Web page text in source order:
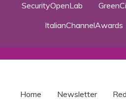
SecurityOpenLab
ItalianChannelAwards
Home Newsletter